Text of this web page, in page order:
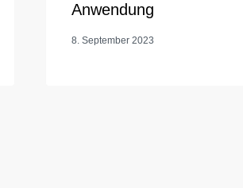
Anwendung
8. September 2023